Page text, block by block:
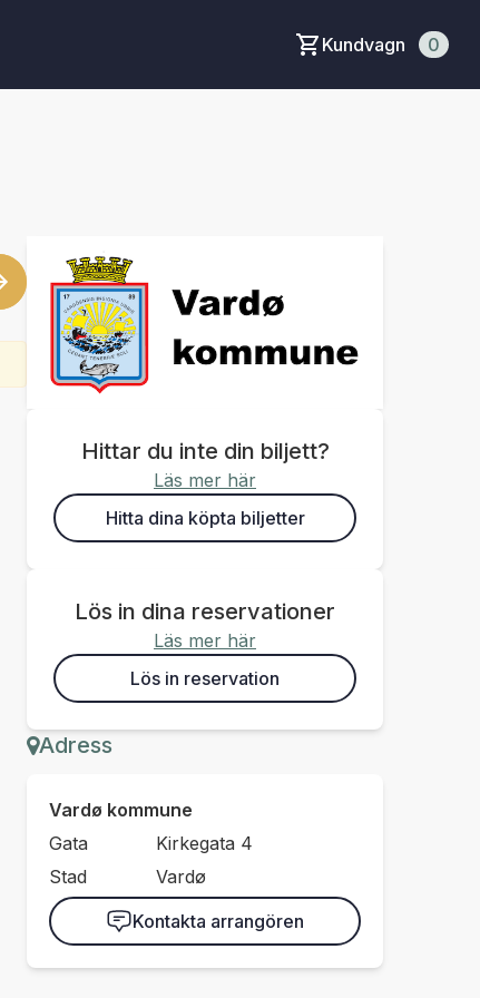
Kundvagn 0
Hittar du inte din biljett?
Läs mer här
Hitta dina köpta biljetter
Lös in dina reservationer
Läs mer här
Lös in reservation
Adress
Vardø kommune
Gata
Kirkegata 4
Stad
Vardø
Kontakta arrangören